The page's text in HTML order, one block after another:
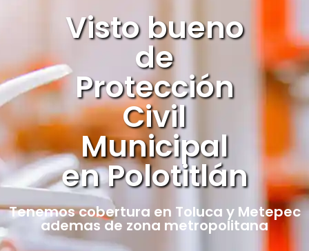
Visto bueno
de
Protección
Civil
Municipal
en Polotitlán
Tenemos cobertura en Toluca y Metepec
ademas de zona metropolitana